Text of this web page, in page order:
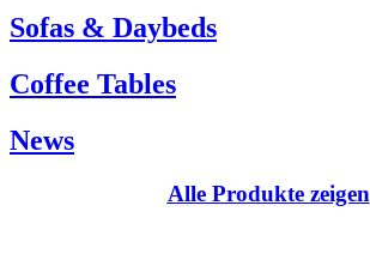
Sofas & Daybeds
Coffee Tables
News
Alle Produkte zeigen